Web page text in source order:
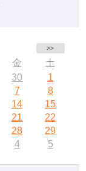
>>
金
土
30
1
7
8
14
15
21
22
28
29
4 5